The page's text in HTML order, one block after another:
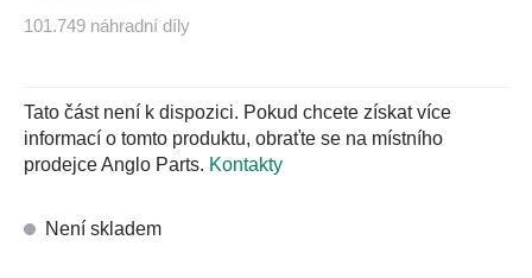
101.749 náhradní díly
Tato část není k dispozici. Pokud chcete získat více
informací o tomto produktu, obraťte se na místního
prodejce Anglo Parts. Kontakty
Není skladem